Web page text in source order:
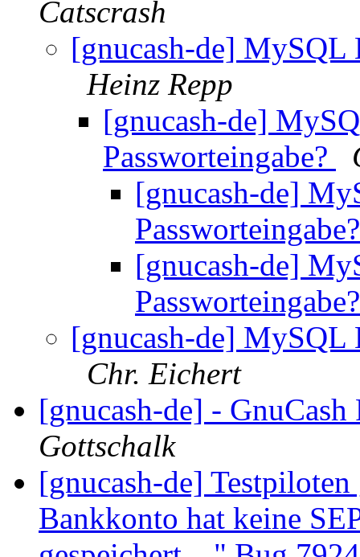
Catscrash
[gnucash-de] MySQL
Heinz Repp
[gnucash-de]
Passworteingabe?
[gnucash-de]
[gnucash-de]
[gnucash-de] MySQL
Chr. Eichert
[gnucash-de] -
Gottschalk
[gnucash-de]
Bankkonto hat keine